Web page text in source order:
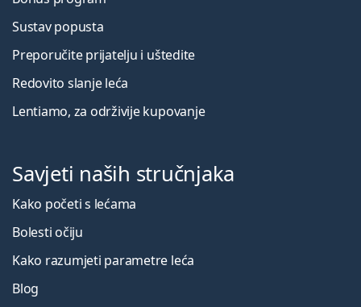
Sustav popusta
Preporučite prijatelju i uštedite
Redovito slanje leća
Lentiamo, za održivije kupovanje
Savjeti naših stručnjaka
Kako početi s lećama
Bolesti očiju
Kako razumjeti parametre leća
Blog